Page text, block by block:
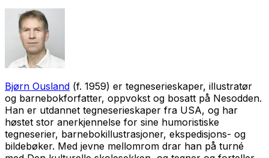
Bjørn Ousland (f. 1959) er tegneserieskaper, illustratør
og barnebokforfatter, oppvokst og bosatt på Nesodden.
Han er utdannet tegneserieskaper fra USA, og har
høstet stor anerkjennelse for sine humoristiske
tegneserier, barnebokillustrasjoner, ekspedisjons- og
bildebøker. Med jevne mellomrom drar han på turné